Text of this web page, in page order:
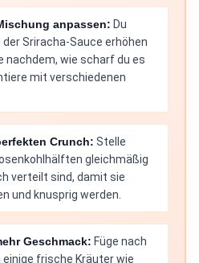
anpassen: Du
Sriracha-Sauce erhöhen
nachdem, wie scharf du es
mit verschiedenen
Crunch: Stelle
gleichmäßig
verteilt sind, damit sie
und knusprig werden.
Geschmack: Füge nach
frische Kräuter wie